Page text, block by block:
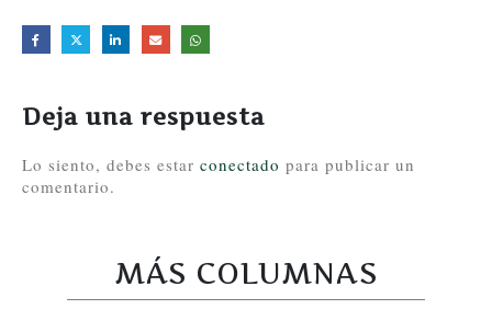
Deja una respuesta
Lo siento, debes estar conectado para publicar un
comentario.
MÁS COLUMNAS